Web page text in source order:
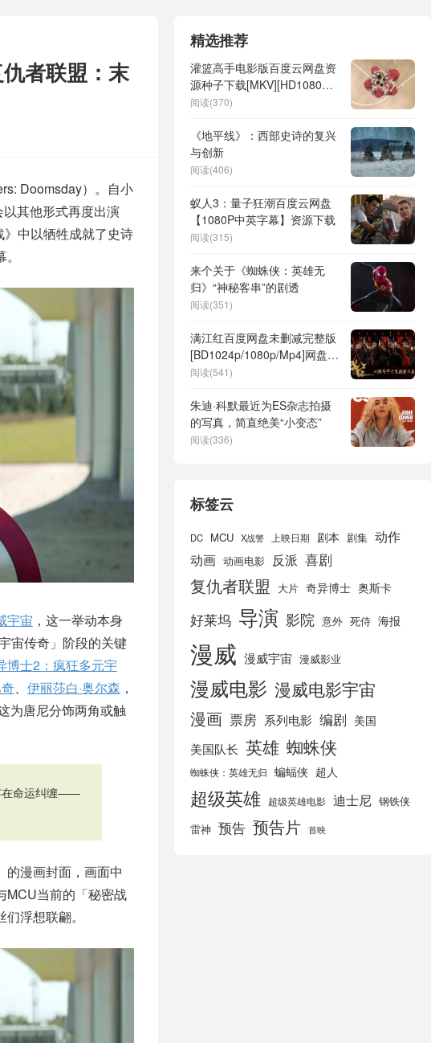
者联盟：末
Doomsday）。自小
以其他形式再度出演
》中以牺牲成就了史诗
宇宙 ，这一举动本身
宙传奇」阶段的关键
博士2：疯狂多元宇
、 伊丽莎白·奥尔森 ，
为唐尼分饰两角或触
在命运纠缠——
的漫画封面，画面中
MCU当前的「秘密战
浮想联翩。
精选推荐
灌篮高手电影版百度云网盘资
源种子下载[MKV][HD1080p
高清日语中字]
阅读(370)
《地平线》：西部史诗的复兴
与创新
阅读(406)
蚁人3：量子狂潮百度云网盘
【1080P中英字幕】资源下载
阅读(315)
来个关于《蜘蛛侠：英雄无
归》“神秘客串”的剧透
阅读(351)
满江红百度网盘未删减完整版
[BD1024p/1080p/Mp4]网盘资
源下载
阅读(541)
朱迪·科默最近为ES杂志拍摄
的写真，简直绝美“小变态”
阅读(336)
标签云
DC MCU X战警 上映日期 剧本 剧集 动作
动画 动画电影 反派 喜剧
复仇者联盟 大片 奇异博士 奥斯卡
好莱坞 导演 影院 意外 死侍 海报
漫威 漫威宇宙 漫威影业
漫威电影 漫威电影宇宙
漫画 票房 系列电影 编剧 美国
美国队长 英雄 蜘蛛侠
蜘蛛侠：英雄无归 蝙蝠侠 超人
超级英雄 超级英雄电影 迪士尼 钢铁侠
雷神 预告 预告片 首映